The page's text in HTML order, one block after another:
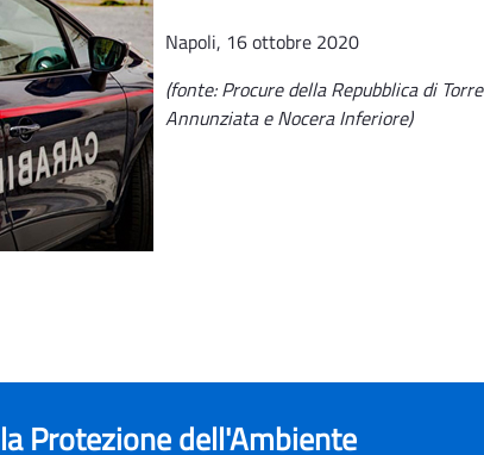
Napoli, 16 ottobre 2020
(fonte: Procure della Repubblica di Torre
Annunziata e Nocera Inferiore)
Protezione dell'Ambiente